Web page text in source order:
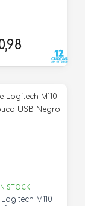
STOCK
M110